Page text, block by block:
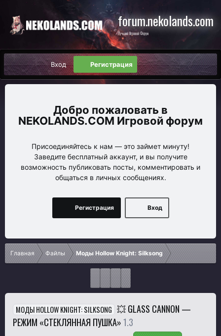
forum.nekolands.com
Лучший Игровой Форум
Вход Регистрация
NEKOLANDS.COM Игровой форум
Присоединяйтесь к нам — это займет минуту!
Заведите бесплатный аккаунт, и вы получите
возможность публиковать посты, комментировать и
общаться в личных сообщениях.
Вход
Регистрация
Главная Файлы Моды Hollow Knight: Silksong
МОДЫ HOLLOW KNIGHT: SILKSONG 💥 GLASS CANNON —
РЕЖИМ «СТЕКЛЯННАЯ ПУШКА»1.3